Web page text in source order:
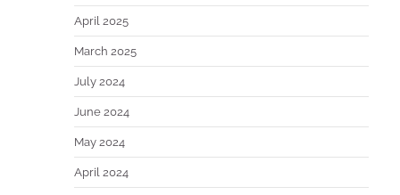
April 2025
March 2025
July 2024
June 2024
May 2024
April 2024